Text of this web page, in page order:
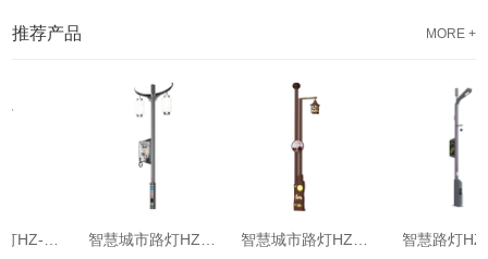
推荐产品 MORE +
5G智慧路灯HZ-016 智慧城市路灯HZ-017 智慧城市路灯HZ-018 智慧路灯HZ-